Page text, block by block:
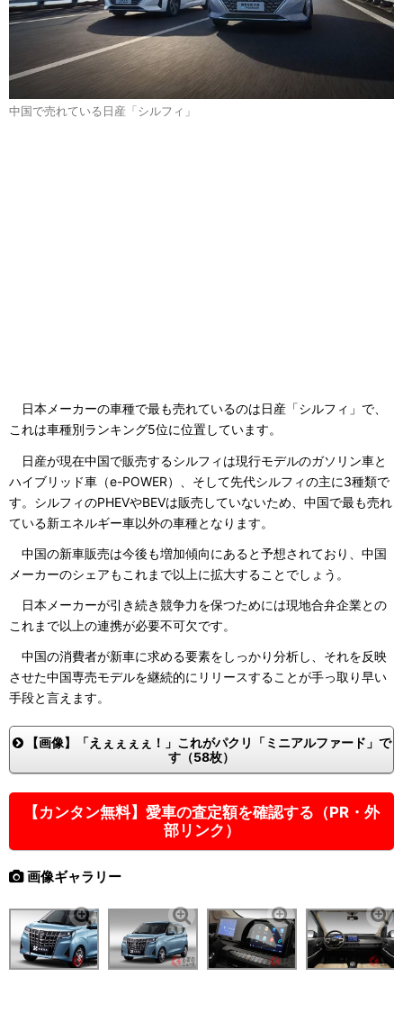
中国で売れている日産「シルフィ」
日本メーカーの車種で最も売れているのは日産「シルフィ」で、
これは車種別ランキング5位に位置しています。
日産が現在中国で販売するシルフィは現行モデルのガソリン車と
ハイブリッド車（e-POWER）、そして先代シルフィの主に3種類で
す。シルフィのPHEVやBEVは販売していないため、中国で最も売れ
ている新エネルギー車以外の車種となります。
中国の新車販売は今後も増加傾向にあると予想されており、中国
メーカーのシェアもこれまで以上に拡大することでしょう。
日本メーカーが引き続き競争力を保つためには現地合弁企業との
これまで以上の連携が必要不可欠です。
中国の消費者が新車に求める要素をしっかり分析し、それを反映
させた中国専売モデルを継続的にリリースすることが手っ取り早い
手段と言えます。
【画像】「えぇぇぇぇ！」これがパクリ「ミニアルファード」で
す（58枚）
【カンタン無料】愛車の査定額を確認する（PR・外
部リンク）
画像ギャラリー